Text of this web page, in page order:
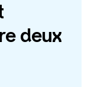
deux